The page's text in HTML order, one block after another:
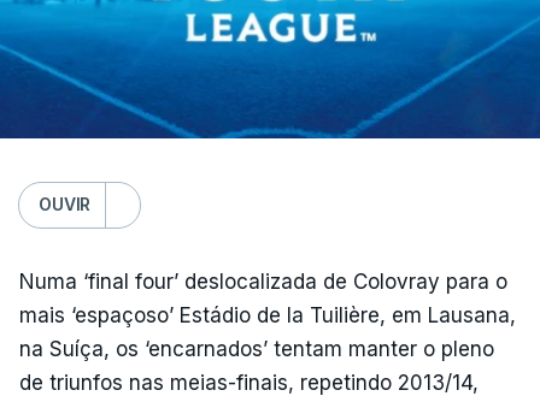
OUVIR
Numa ‘final four’ deslocalizada de Colovray para o
mais ‘espaçoso’ Estádio de la Tuilière, em Lausana,
na Suíça, os ‘encarnados’ tentam manter o pleno
de triunfos nas meias-finais, repetindo 2013/14,